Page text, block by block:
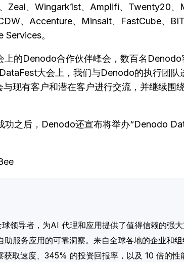
Zeal、Wingark1st、Amplifi、Twenty20
、Accenture、Minsalt、FastCube、
。
上的Denodo合作伙伴峰会，数百名
大会上，我们与Denodo的执行团
现有客户和潜在客户进行交流，并继续
之后，Denodo还宣布将举办“Denodo
领导者，为AI 代理和应用提供了值得信赖的强
助服务应用的可靠洞察。来自全球各地的企业
取速度、345% 的投资回报率，以及 10 倍的性